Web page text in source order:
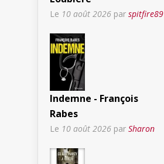
Le 10 août 2026 par spitfire89
Indemne - François
Rabes
Le 10 août 2026 par Sharon